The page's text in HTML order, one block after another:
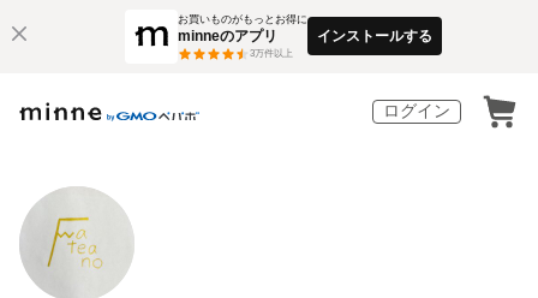
お買いものがもっとお得に
minneのアプリ
3万件以上
インストールする
ログイン